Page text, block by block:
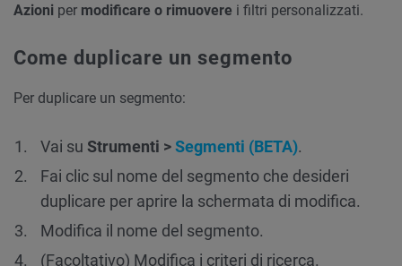
Azioni per modificare o rimuovere i filtri personalizzati.
Come duplicare un segmento
Per duplicare un segmento:
Vai su Strumenti >Segmenti (BETA).
Fai clic sul nome del segmento che desideri
duplicare per aprire la schermata di modifica.
Modifica il nome del segmento.
(Facoltativo) Modifica i criteri di ricerca.